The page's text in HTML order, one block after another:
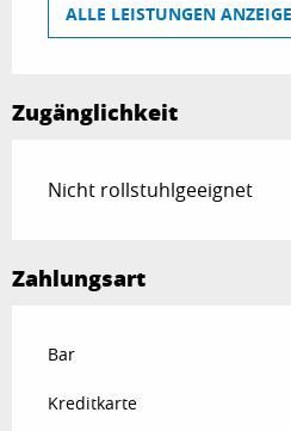
ALLE LEISTUNGEN
Zugänglichkeit
Nicht rollstuhlgeeignet
Zahlungsart
Bar
Kreditkarte